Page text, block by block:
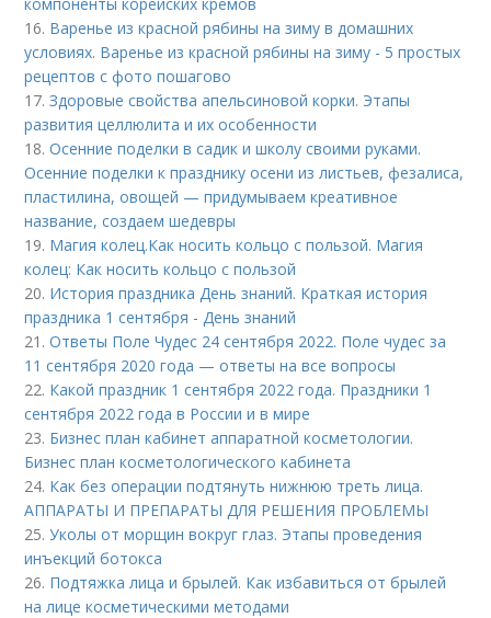
16. Варенье из красной рябины на зиму в домашних
условиях. Варенье из красной рябины на зиму - 5 простых
рецептов с фото пошагово
17.Здоровые свойства апельсиновой корки. Этапы
развития целлюлита и их особенности
18.Осенние поделки в садик и школу своими руками.
Осенние поделки к празднику осени из листьев, фезалиса,
пластилина, овощей — придумываем креативное
название, создаем шедевры
19. Магия колец.Как носить кольцо с пользой. Магия
колец: Как носить кольцо с пользой
20. История праздника День знаний. Краткая история
праздника 1 сентября - День знаний
21.Ответы Поле Чудес 24 сентября 2022. Поле чудес за
11 сентября 2020 года — ответы на все вопросы
22. Какой праздник 1 сентября 2022 года. Праздники 1
сентября 2022 года в России и в мире
23. Бизнес план кабинет аппаратной косметологии.
Бизнес план косметологического кабинета
24. Как без операции подтянуть нижнюю треть лица.
АППАРАТЫ И ПРЕПАРАТЫ ДЛЯ РЕШЕНИЯ ПРОБЛЕМЫ
25.Уколы от морщин вокруг глаз. Этапы проведения
инъекций ботокса
26. Подтяжка лица и брылей. Как избавиться от брылей
на лице косметическими методами